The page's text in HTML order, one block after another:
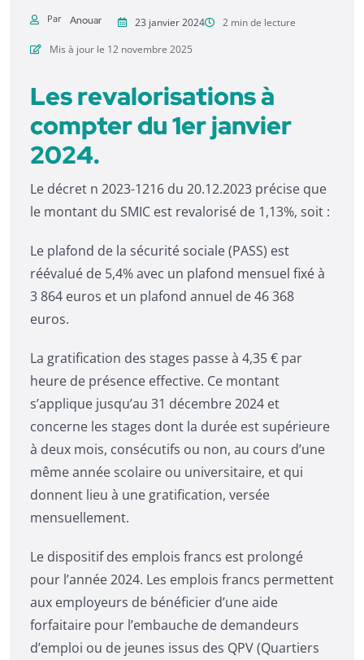
Par Anouar 23 janvier 2024
2 min de lecture
Mis à jour le 12 novembre 2025
Les revalorisations à
compter du 1er janvier
2024.
Le décret n 2023-1216 du 20.12.2023 précise que
le montant du SMIC est revalorisé de 1,13%, soit :
Le plafond de la sécurité sociale (PASS) est
réévalué de 5,4% avec un plafond mensuel fixé à
3 864 euros et un plafond annuel de 46 368
euros.
La gratification des stages passe à 4,35 € par
heure de présence effective. Ce montant
s’applique jusqu’au 31 décembre 2024 et
concerne les stages dont la durée est supérieure
à deux mois, consécutifs ou non, au cours d’une
même année scolaire ou universitaire, et qui
donnent lieu à une gratification, versée
mensuellement.
Le dispositif des emplois francs est prolongé
pour l’année 2024. Les emplois francs permettent
aux employeurs de bénéficier d’une aide
forfaitaire pour l’embauche de demandeurs
d’emploi ou de jeunes issus des QPV (Quartiers